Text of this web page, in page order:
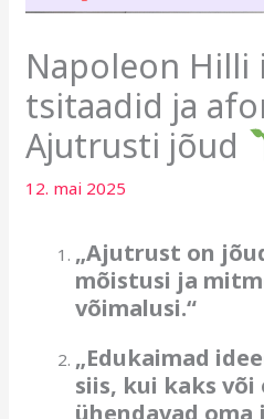
Napoleon
tsitaadid ja
Ajutrusti jõud
12. mai 2025
„Ajutrust on
mõistusi ja
võimalusi.“
„Edukaimad
siis, kui kaks või